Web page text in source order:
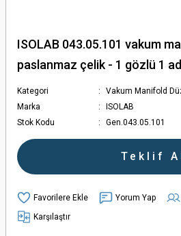
ISOLAB 043.05.101 vakum
paslanmaz çelik - 1 gözlü 1
Kategori
Vakum Manifold
Marka
ISOLAB
Stok Kodu
Gen.043.05.101
Teklif
Yorum Yap
Karşılaştır